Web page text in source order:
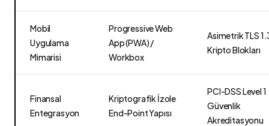
Mobil
Uygulama
Mimarisi
Progressive Web
App (PWA) /
Workbox
Asimetrik TLS
Kripto Blokları
Finansal
Entegrasyon
Kriptografik İzole
End-Point Yapısı
PCI-DSS Level 1
Güvenlik
Akreditasyonu